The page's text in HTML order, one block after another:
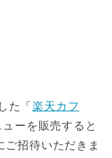
た「楽天カフ
ーを販売すると
招待いただきま